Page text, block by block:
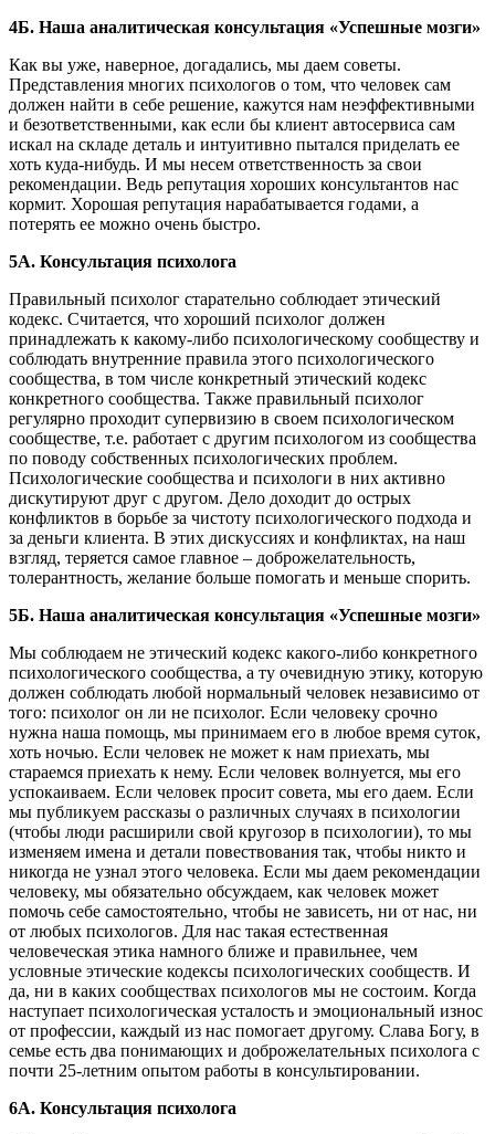
4Б. Наша аналитическая консультация «Успешные мозги»
Как вы уже, наверное, догадались, мы даем советы.
Представления многих психологов о том, что человек сам
должен найти в себе решение, кажутся нам неэффективными
и безответственными, как если бы клиент автосервиса сам
искал на складе деталь и интуитивно пытался приделать ее
хоть куда-нибудь. И мы несем ответственность за свои
рекомендации. Ведь репутация хороших консультантов нас
кормит. Хорошая репутация нарабатывается годами, а
потерять ее можно очень быстро.
5А. Консультация психолога
Правильный психолог старательно соблюдает этический
кодекс. Считается, что хороший психолог должен
принадлежать к какому-либо психологическому сообществу и
соблюдать внутренние правила этого психологического
сообщества, в том числе конкретный этический кодекс
конкретного сообщества. Также правильный психолог
регулярно проходит супервизию в своем психологическом
сообществе, т.е. работает с другим психологом из сообщества
по поводу собственных психологических проблем.
Психологические сообщества и психологи в них активно
дискутируют друг с другом. Дело доходит до острых
конфликтов в борьбе за чистоту психологического подхода и
за деньги клиента. В этих дискуссиях и конфликтах, на наш
взгляд, теряется самое главное – доброжелательность,
толерантность, желание больше помогать и меньше спорить.
5Б. Наша аналитическая консультация «Успешные мозги»
Мы соблюдаем не этический кодекс какого-либо конкретного
психологического сообщества, а ту очевидную этику, которую
должен соблюдать любой нормальный человек независимо от
того: психолог он ли не психолог. Если человеку срочно
нужна наша помощь, мы принимаем его в любое время суток,
хоть ночью. Если человек не может к нам приехать, мы
стараемся приехать к нему. Если человек волнуется, мы его
успокаиваем. Если человек просит совета, мы его даем. Если
мы публикуем рассказы о различных случаях в психологии
(чтобы люди расширили свой кругозор в психологии), то мы
изменяем имена и детали повествования так, чтобы никто и
никогда не узнал этого человека. Если мы даем рекомендации
человеку, мы обязательно обсуждаем, как человек может
помочь себе самостоятельно, чтобы не зависеть, ни от нас, ни
от любых психологов. Для нас такая естественная
человеческая этика намного ближе и правильнее, чем
условные этические кодексы психологических сообществ. И
да, ни в каких сообществах психологов мы не состоим. Когда
наступает психологическая усталость и эмоциональный износ
от профессии, каждый из нас помогает другому. Слава Богу, в
семье есть два понимающих и доброжелательных психолога с
почти 25-летним опытом работы в консультировании.
6А. Консультация психолога